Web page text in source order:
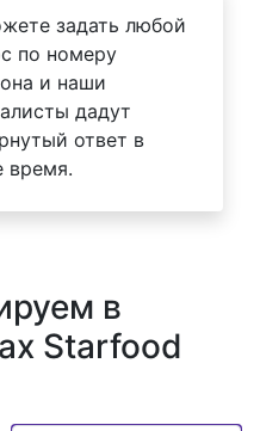
задать любой
по номеру
и наши
дадут
ответ в
время.
в
Starfood